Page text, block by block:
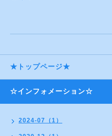
★トップページ★
☆インフォメーション☆
2024-07（1）